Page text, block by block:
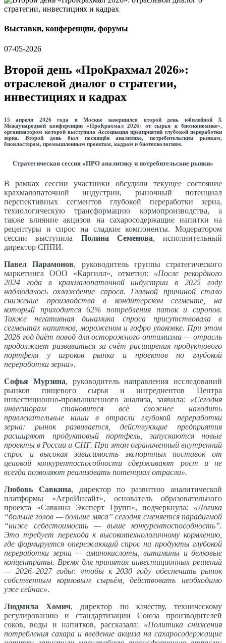
Выставки, конференции, форумы
07-05-2026
Второй день «ПроКрахмал 2026»:
отраслевой диалог о стратегии,
инвестициях и кадрах
15 апреля 2026 года в Москве завершился второй день юбилейной Х
Международной конференции «ПроКрахмал 2026: от сырья к биоэкономике»,
организатором которой выступила Ассоциация предприятий глубокой переработки
зерна. Второй день был посвящён аналитике, потребительским рынкам,
биокластерам, промышленным проектам, кадрам и биотехнологиям.
Стратегическая сессия «ПРО аналитику и потребительские рынки»
В рамках сессии участники обсудили текущее состояние
крахмалопаточной индустрии, рыночный потенциал
перспективных сегментов глубокой переработки зерна,
технологическую трансформацию кормопроизводства, а
также влияние акцизов на сахаросодержащие напитки на
рецептуры и спрос на сладкие компоненты. Модератором
сессии выступила Полина Семенова, исполнительный
директор СППИ.
Павел Парамонов, руководитель группы стратегического
маркетинга ООО «Каргилл», отметил: «После рекордного
2024 года в крахмалопаточной индустрии в 2025 году
наблюдалось охлаждение спроса. Главной причиной стало
снижение производства в кондитерском сегменте, на
который приходится 62% потребления паток и сиропов.
Также негативная динамика спроса присутствовала в
сегментах напитков, мороженом и гофро упаковке. При этом
2026 год даёт повод для осторожного оптимизма — отрасль
продолжает развиваться за счёт расширения продуктового
портфеля у игроков рынка и проектов по глубокой
переработки зерна».
Софья Мурзина, руководитель направления исследований
рынков пищевого сырья и ингредиентов Центра
инвестиционно-промышленного анализа, заявила: «Сегодня
инвесторам становится всё сложнее находить
привлекательные ниши в отрасли глубокой переработки
зерна: рынок развивается, действующие предприятия
расширяют продуктовый портфель, запускаются новые
проекты в России и СНГ. При этом ограниченный внутренний
спрос и высокая зависимость экспортных поставок от
ценовой конкурентоспособности сдерживают рост и не
всегда позволяют реализовать потенциал отрасли».
Любовь Савкина, директор по развитию аналитической
платформы «АгроИнсайт», основатель образовательного
проекта «Савкина Эксперт Групп», подчеркнула: «Логика
“больше голов — больше мяса” сегодня сменяется парадигмой
“ниже себестоимость — выше конкурентоспособность”.
Это требует перехода к высокотехнологичному кормлению,
где формируется опережающий спрос на продукты глубокой
переработки зерна — аминокислоты, витамины и белковые
концентраты. Время для принятия инвестиционных решений
— 2026–2027 годы: чтобы к 2030 году обеспечить рынок
собственным кормовым сырьём, действовать необходимо
уже сейчас».
Людмила Хомич, директор по качеству, техническому
регулированию и стандартизации Союза производителей
соков, воды и напитков, рассказала: «Политика снижения
потребления сахара и введение акциза на сахаросодержащие